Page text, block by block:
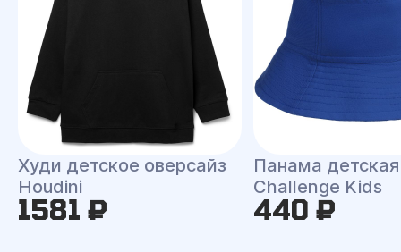
Худи детское оверсайз
Houdini
1581 ₽
Панама детская
Challenge Kids
440 ₽